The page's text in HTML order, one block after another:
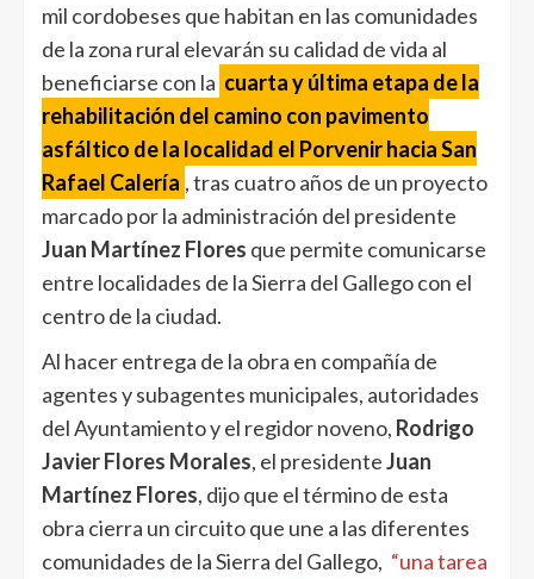
mil cordobeses que habitan en las comunidades
de la zona rural elevarán su calidad de vida al
beneficiarse con la cuarta y última etapa de la
rehabilitación del camino con pavimento
asfáltico de la localidad el Porvenir hacia San
Rafael Calería , tras cuatro años de un proyecto
marcado por la administración del presidente
Juan Martínez Flores que permite comunicarse
entre localidades de la Sierra del Gallego con el
centro de la ciudad.
Al hacer entrega de la obra en compañía de
agentes y subagentes municipales, autoridades
del Ayuntamiento y el regidor noveno, Rodrigo
Javier Flores Morales, el presidenteJuan
Martínez Flores, dijo que el término de esta
obra cierra un circuito que une a las diferentes
comunidades de la Sierra del Gallego, “una tarea